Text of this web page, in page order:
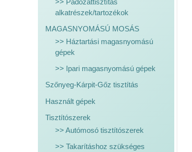
alkatrészek/tartozékok
MAGASNYOMÁSÚ MOSÁS
>> Háztartási magasnyomású
gépek
>> Ipari magasnyomású gépek
Szőnyeg-Kárpit-Gőz tisztítás
Használt gépek
Tisztítószerek
>> Autómosó tisztítószerek
>> Takarításhoz szükséges